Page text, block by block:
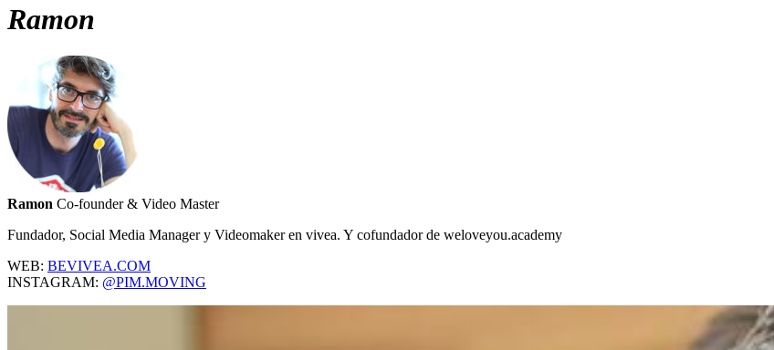
Ramon
Ramon Co-founder & Video Master
Fundador, Social Media Manager y Videomaker en vivea. Y cofundador de weloveyou.academy
WEB: BEVIVEA.COM
INSTAGRAM: @PIM.MOVING